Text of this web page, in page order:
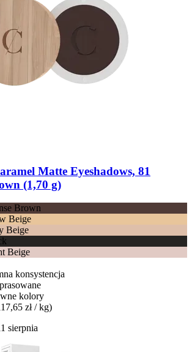
Matte Eyeshadows, 81
(1,70 g)
Brown
Beige
Beige
Beige
konsystencja
kolory
zł / kg)
sierpnia